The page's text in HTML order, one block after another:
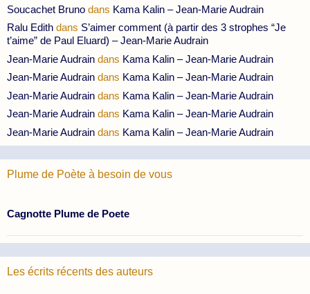
Soucachet Bruno dans Kama Kalin – Jean-Marie Audrain
Ralu Edith dans S’aimer comment (à partir des 3 strophes “Je
t’aime” de Paul Eluard) – Jean-Marie Audrain
Jean-Marie Audrain dans Kama Kalin – Jean-Marie Audrain
Jean-Marie Audrain dans Kama Kalin – Jean-Marie Audrain
Jean-Marie Audrain dans Kama Kalin – Jean-Marie Audrain
Jean-Marie Audrain dans Kama Kalin – Jean-Marie Audrain
Jean-Marie Audrain dans Kama Kalin – Jean-Marie Audrain
Plume de Poète à besoin de vous
Cagnotte Plume de Poete
Les écrits récents des auteurs